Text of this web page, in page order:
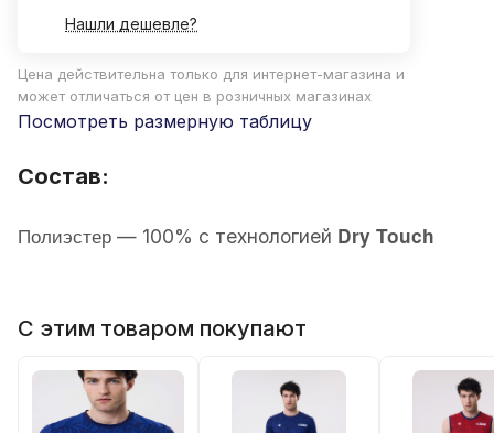
Нашли дешевле?
Цена действительна только для интернет-магазина и
может отличаться от цен в розничных магазинах
Посмотреть размерную таблицу
Состав:
Полиэстер — 100% с технологией Dry Touch
С этим товаром покупают